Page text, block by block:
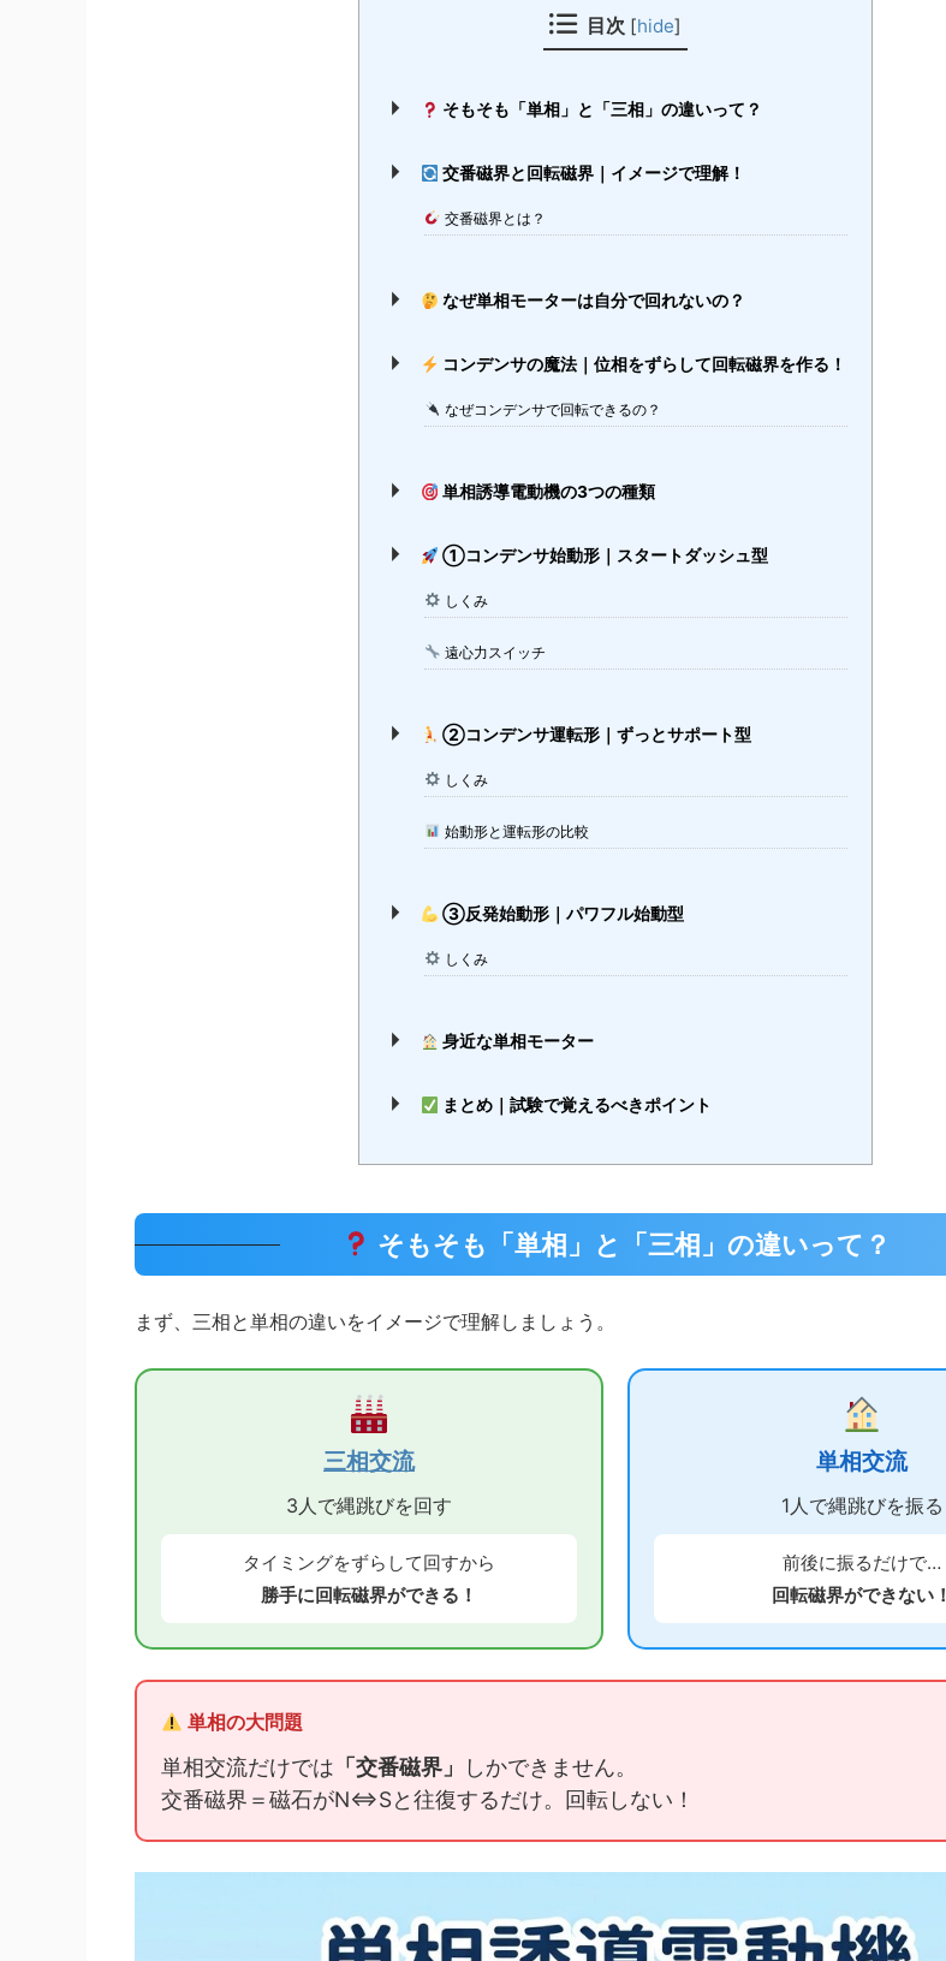
目次 [hide]
そもそも「単相」と「三相」の違いって？
交番磁界と回転磁界｜イメージで理解！
交番磁界とは？
なぜ単相モーターは自分で回れないの？
コンデンサの魔法｜位相をずらして回転磁界を作る！
なぜコンデンサで回転できるの？
単相誘導電動機の3つの種類
①コンデンサ始動形｜スタートダッシュ型
しくみ
遠心力スイッチ
②コンデンサ運転形｜ずっとサポート型
しくみ
始動形と運転形の比較
③反発始動形｜パワフル始動型
しくみ
身近な単相モーター
まとめ｜試験で覚えるべきポイント
そもそも「単相」と「三相」の違いって？
まず、三相と単相の違いをイメージで理解しましょう。
三相交流
3人で縄跳びを回す
タイミングをずらして回すから
勝手に回転磁界ができる！
単相交流
1人で縄跳びを振る
前後に振るだけで…
回転磁界ができない！
単相の大問題
単相交流だけでは 「交番磁界」
しかできません。
交番磁界＝磁石がN⇔Sと往復するだけ。回転しない！